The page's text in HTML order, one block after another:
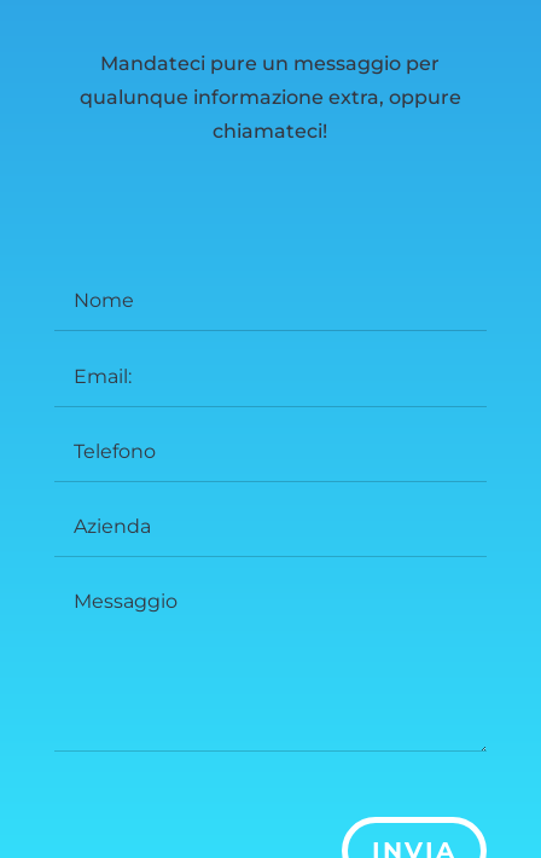
Mandateci pure un messaggio per
qualunque informazione extra, oppure
chiamateci!
INVIA